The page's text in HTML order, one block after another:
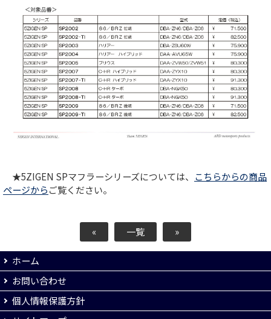
★5ZIGEN SPマフラーシリーズについては、 こちらからの商品
ページからご覧ください。
« 一覧 »
ホーム
お問い合わせ
個人情報保護方針